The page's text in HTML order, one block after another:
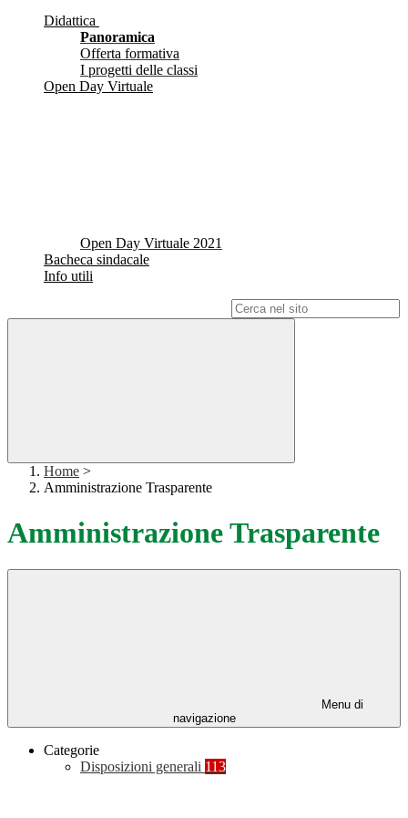
Didattica
Panoramica
Offerta formativa
I progetti delle classi
Open Day Virtuale
Open Day Virtuale 2021
Bacheca sindacale
Info utili
Home >
Amministrazione Trasparente
Amministrazione Trasparente
Menu di
navigazione
Categorie
Disposizioni generali 113